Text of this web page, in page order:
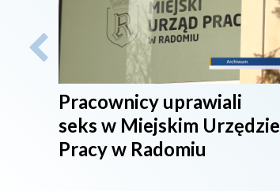
Pracownicy uprawiali
seks w Miejskim Urzędzie
Pracy w Radomiu